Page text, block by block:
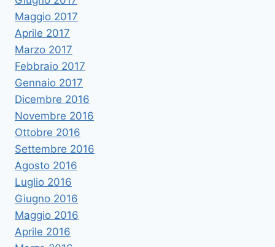
Maggio 2017
Aprile 2017
Marzo 2017
Febbraio 2017
Gennaio 2017
Dicembre 2016
Novembre 2016
Ottobre 2016
Settembre 2016
Agosto 2016
Luglio 2016
Giugno 2016
Maggio 2016
Aprile 2016